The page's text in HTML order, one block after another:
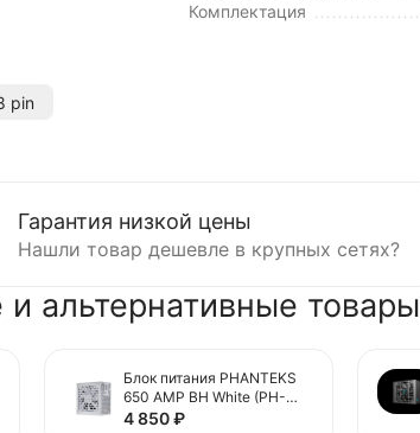
Комплектация
pin
Гарантия низкой цены
Нашли товар дешевле в крупных сетях?
альтернативные товары
Блок питания PHANTEKS
650 AMP BH White (PH-
P650BM_WT01) 16 Pin
4 850₽